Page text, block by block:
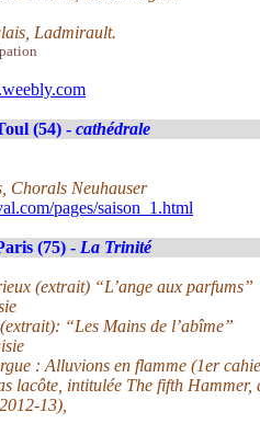
Ladmirault.
(54) - cathédrale
Chorals Neuhauser
pages/saison_1.html
(75) - La Trinité
(extrait) “L’ange aux parfums”
“Les Mains de l’abîme”
: Alluvions en flamme (1er
lacôte, intitulée The fifth
13),